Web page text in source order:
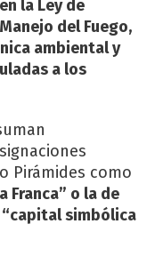
la Ley de
del Fuego,
ambiental y
a los
Pirámides como
Franca” o la de
“capital simbólica